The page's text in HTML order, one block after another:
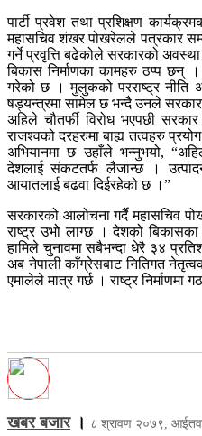
पार्टी प्रवेश तथा प्रशिक्षण
महासचिव शंखर पोखरेलले पत्रकार
गर्ने प्रवृत्ति बढेकोले सरकारको
बिकास निर्माणका कामहरु ठप्प छन्
गरेको छ । मुलुकको परराष्ट्र
षड्यन्त्रमा सामेल छ भन्दै उनले
अहिले चौतर्फी विरोध भएपछी
राजश्वको दरहरुमा बाह्य तत्वहरु
अभियानमा छ उहाँले भन्नुभयो,
देशलाई संकटतर्फ लैजान्छ ।
आयातलाई बढवा दिईरहेको छ ।”
सरकारको आलोचना गर्दै महासचिव
राष्ट्र उभो लाग्छ । देशको
हामिले चुनावमा सबैभन्दा धेरै ३४
अब नेपाली काँग्रेसबाट नितिगत
एमालेले मात्र गर्छ । राष्ट्र
खबर बजार। ८ श्रावण २०७९,